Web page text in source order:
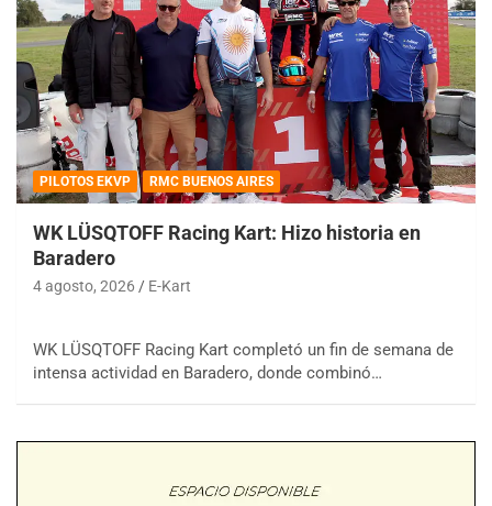
PILOTOS EKVP RMC BUENOS AIRES
WK LÜSQTOFF Racing Kart: Hizo historia en
Baradero
4 agosto, 2026 E-Kart
WK LÜSQTOFF Racing Kart completó un fin de semana de
intensa actividad en Baradero, donde combinó…